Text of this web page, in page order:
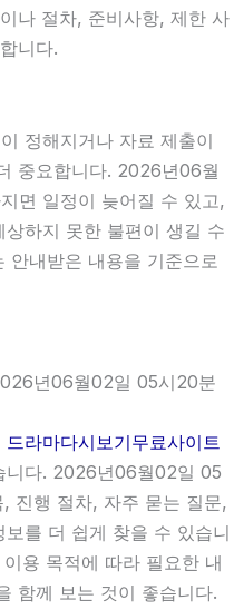
나 절차, 준비사항, 제한 사
니다.
정해지거나 자료 제출이
중요합니다. 2026년06월
면 일정이 늦어질 수 있고,
하지 못한 불편이 생길 수
안내받은 내용을 기준으로
년06월02일 05시20분
드라마다시보기무료사이트
니다. 2026년06월02일 05
진행 절차, 자주 묻는 질문,
를 더 쉽게 찾을 수 있습니
용 목적에 따라 필요한 내
함께 보는 것이 좋습니다.